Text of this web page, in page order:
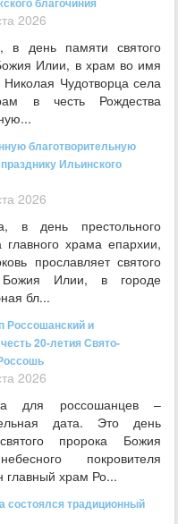
2026
в день памяти святого
Илии, в храм во имя
Николая Чудотворца села
в честь Рождества
благотворительную
Ильинского
2026
в день престольного
главного храма епархии,
прославляет святого
Божия Илии, в городе
бл...
Россошанский и
20-летия Свято-
2026
для россошанцев –
дата. Это день
пророка Божия
покровителя
главный храм Ро...
состоялся традиционный